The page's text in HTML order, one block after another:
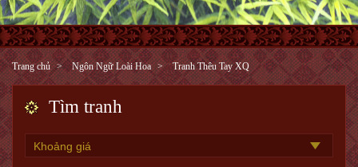
Trang chủ Ngôn Ngữ Loài Hoa Tranh Thêu Tay XQ
Tìm tranh